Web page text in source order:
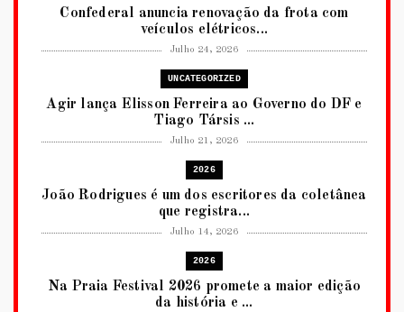
Confederal anuncia renovação da frota com
veículos elétricos...
Julho 24, 2026
UNCATEGORIZED
Agir lança Elisson Ferreira ao Governo do DF e
Tiago Társis ...
Julho 21, 2026
2026
João Rodrigues é um dos escritores da coletânea
que registra...
Julho 14, 2026
2026
Na Praia Festival 2026 promete a maior edição
da história e ...